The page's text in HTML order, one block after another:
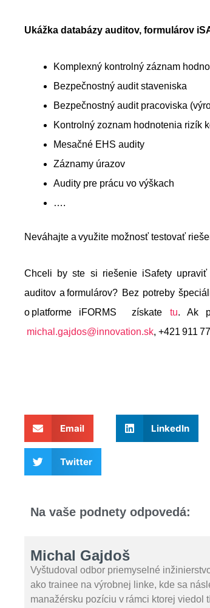
Ukážka databázy auditov, formulárov
Komplexný kontrolný záznam
Bezpečnostný audit staveniska
Bezpečnostný audit pracoviska
Kontrolný zoznam hodnotenia rizík
Mesačné EHS audity
Záznamy úrazov
Audity pre prácu vo výškach
….
Neváhajte a využite možnosť testovať
Chceli by ste si riešenie iSafety upraviť
auditov a formulárov? Bez potreby
o platforme iFORMS získate tu. Ak
michal.gajdos@innovation.sk, +421 911
Email LinkedIn
Twitter
Na vaše podnety odpovedá:
Michal Gajdoš
Vyštudoval odbor priemyselné
ako trainee na výrobnej linke, kde sa
manažérsku pozíciu v rámci ktorej